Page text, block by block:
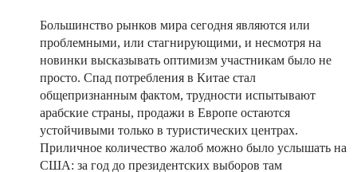
Большинство рынков мира сегодня являются или
проблемными, или стагнирующими, и несмотря на
новинки высказывать оптимизм участникам было не
просто. Спад потребления в Китае стал
общепризнанным фактом, трудности испытывают
арабские страны, продажи в Европе остаются
устойчивыми только в туристических центрах.
Приличное количество жалоб можно было услышать на
США: за год до президентских выборов там